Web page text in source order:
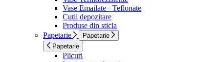
Vase Emailate - Teflonate
Cutii depozitare
Produse din sticla
Papetarie
Papetarie
Papetarie
Plicuri